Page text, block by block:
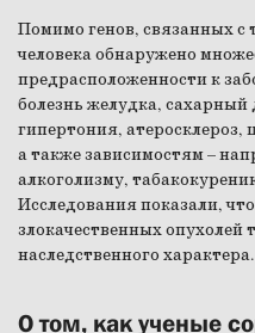
Помимо генов, связанных
человека обнаружено
предрасположенности к
болезнь желудка,
гипертония,
а также зависимостям –
алкоголизму,
Исследования показали,
злокачественных
наследственного характера.
О том, как ученые